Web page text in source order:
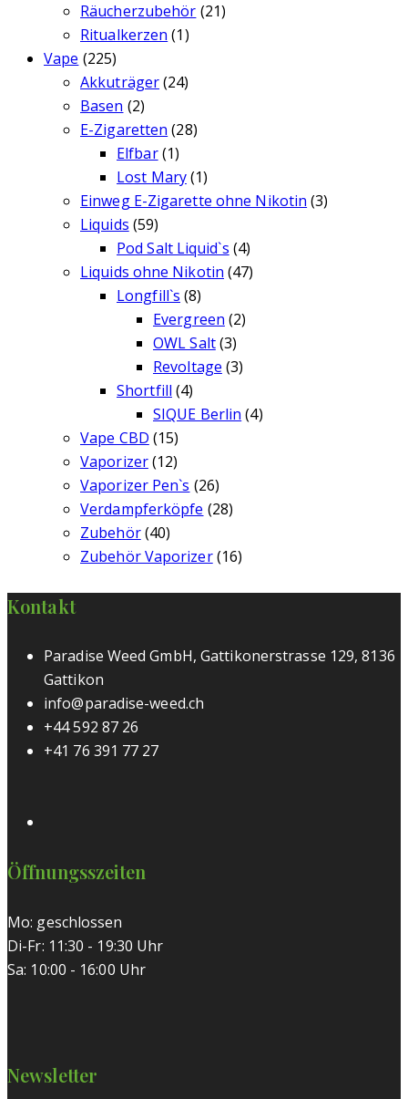
Räucherzubehör (21)
Ritualkerzen (1)
Vape (225)
Akkuträger(24)
Basen (2)
E-Zigaretten (28)
Elfbar(1)
Lost Mary(1)
Einweg E-Zigarette ohne Nikotin (3)
Liquids (59)
Pod Salt Liquid`s (4)
Liquids ohne Nikotin (47)
Longfill`s (8)
Evergreen (2)
OWL Salt(3)
Revoltage (3)
Shortfill (4)
SIQUE Berlin (4)
Vape CBD (15)
Vaporizer(12)
Vaporizer Pen`s (26)
Verdampferköpfe (28)
Zubehör(40)
Zubehör Vaporizer(16)
Kontakt
Paradise Weed GmbH, Gattikonerstrasse 129, 8136
Gattikon
info@paradise-weed.ch
+44 592 87 26
+41 76 391 77 27
Öffnungsszeiten
Mo: geschlossen
Di-Fr: 11:30 - 19:30 Uhr
Sa: 10:00 - 16:00 Uhr
Newsletter